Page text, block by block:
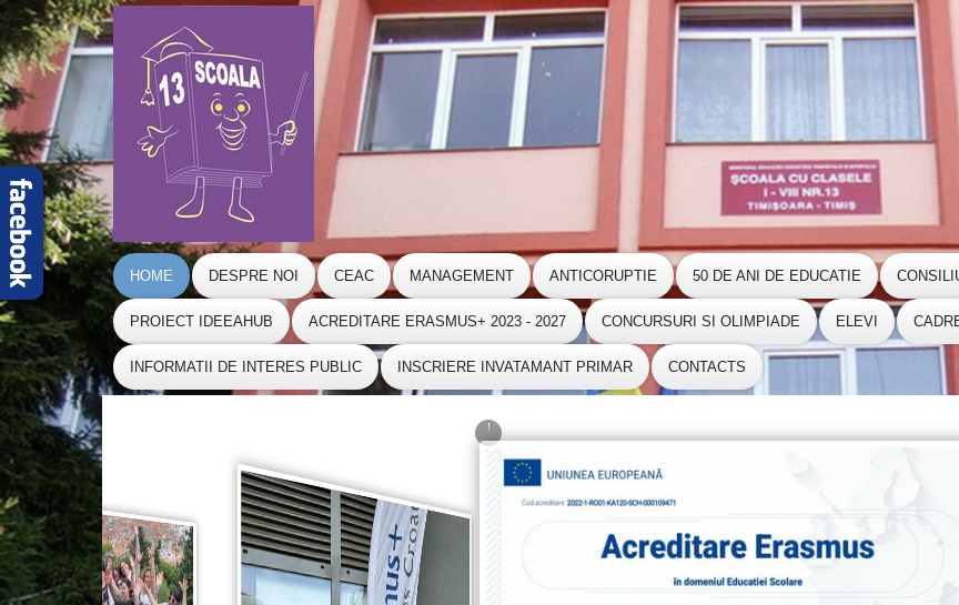
HOME DESPRE NOI CEAC MANAGEMENT ANTICORUPTIE 50 DE ANI DE EDUCATIE
PROIECT IDEEAHUB ACREDITARE ERASMUS+ 2023 - 2027 CONCURSURI SI OLIMPIADE ELEVI
INFORMATII DE INTERES PUBLIC INSCRIERE INVATAMANT PRIMAR CONTACTS